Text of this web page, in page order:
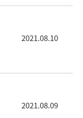
2021.08.10
2021.08.09